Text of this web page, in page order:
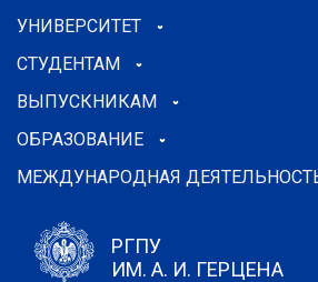
УНИВЕРСИТЕТ
СТУДЕНТАМ
ВЫПУСКНИКАМ
ОБРАЗОВАНИЕ
МЕЖДУНАРОДНАЯ
РГПУ
ИМ. А. И. ГЕРЦЕНА